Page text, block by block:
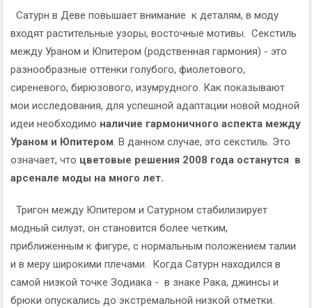
Сатурн в Деве повышает внимание к деталям, в моду
входят растительные узоры, восточные мотивы. Секстиль
между Ураном и Юпитером (родственная гармония) - это
разнообразные оттенки голубого, фиолетового,
сиреневого, бирюзового, изумрудного. Как показывают
мои исследования, для успешной адаптации новой модной
идеи необходимо наличие гармоничного аспекта между
Ураном и Юпитером. В данном случае, это секстиль. Это
означает, что цветовые решения 2008 года останутся в
арсенале моды на много лет.
Тригон между Юпитером и Сатурном стабилизирует
модный силуэт, он становится более четким,
приближенным к фигуре, с нормальным положением талии
и в меру широкими плечами. Когда Сатурн находился в
самой низкой точке Зодиака - в знаке Рака, джинсы и
брюки опускались до экстремальной низкой отметки.